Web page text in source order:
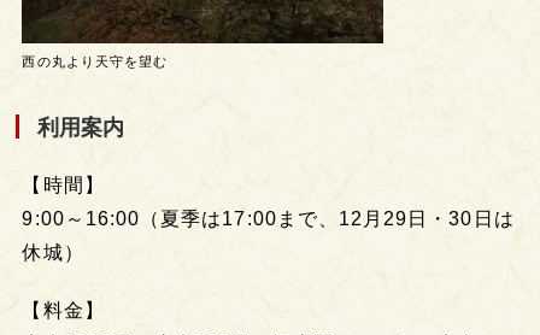
西の丸より天守を望む
利用案内
【時間】
9:00～16:00（夏季は17:00まで、12月29日・30日は
休城）
【料金】